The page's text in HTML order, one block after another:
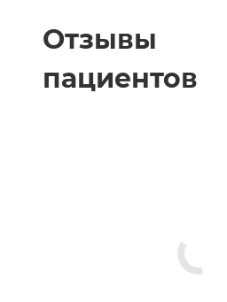
Отзывы
пациентов